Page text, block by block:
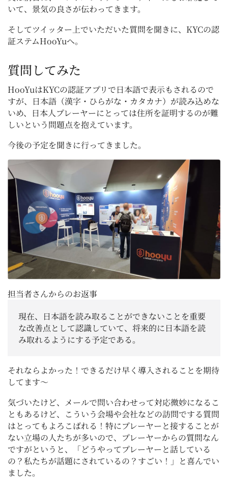
いて、景気の良さが伝わってきます。
そしてツイッター上でいただいた質問を聞きに、KYCの認
証ステムHooYuへ。
質問してみた
HooYuはKYCの認証アプリで日本語で表示もされるので
すが、日本語（漢字・ひらがな・カタカナ）が読み込めな
いめ、日本人プレーヤーにとっては住所を証明するのが難
しいという問題点を抱えています。
今後の予定を聞きに行ってきました。
担当者さんからのお返事
現在、日本語を読み取ることができないことを重要
な改善点として認識していて、将来的に日本語を読
み取れるようにする予定である。
それならよかった！できるだけ早く導入されることを期待
してます～
気づいたけど、メールで問い合わせって対応微妙になるこ
ともあるけど、こういう会場や会社などの訪問でする質問
はとってもよろこばれる！特にプレーヤーと接することが
ない立場の人たちが多いので、プレーヤーからの質問なん
ですがというと、「どうやってプレーヤーと話している
の？私たちが話題にされているの？すごい！」と喜んでい
ました。